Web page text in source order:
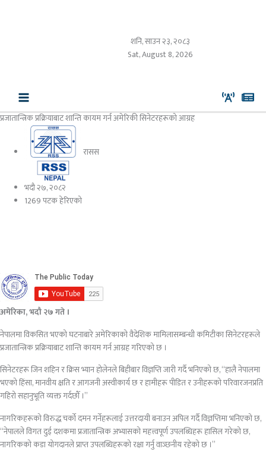
शनि, साउन २३, २०८३
Sat, August 8, 2026
प्रजातान्त्रिक प्रक्रियाबाट शान्ति कायम गर्न अमेरिकी सिनेटरहरूको आग्रह
रासस
भदौ २७, २०८२
1269 पटक हेरिएको
अमेरिका, भदौ २७ गते ।
नेपालमा विकसित भएको घटनाबारे अमेरिकाको वैदेशिक मामिलासम्बन्धी कमिटीका सिनेटरहरूले
प्रजातान्त्रिक प्रक्रियाबाट शान्ति कायम गर्न आग्रह गरिएको छ ।
सिनेटरहरू जिन शहिन र क्रिस भ्यान होलेनले बिहीबार विज्ञप्ति जारी गर्दै भनिएको छ, “हालै नेपालमा
भएको हिंसा, मानवीय क्षति र आगजनी अस्वीकार्य छ र हामीहरू पीडित र उनीहरूको परिवारजनप्रति
गहिरो सहानुभूति व्यक्त गर्दछौँ ।”
नागरिकहरूको विरुद्ध चर्को दमन गर्नेहरूलाई उत्तरदायी बनाउन अपिल गर्दै विज्ञप्तिमा भनिएको छ,
“नेपालले विगत दुई दशकमा प्रजातान्त्रिक अभ्यासको महत्त्वपूर्ण उपलब्धिहरू हासिल गरेको छ,
नागरिकको कडा योगदानले प्राप्त उपलब्धिहरूको रक्षा गर्नु वाञ्छनीय रहेको छ ।”